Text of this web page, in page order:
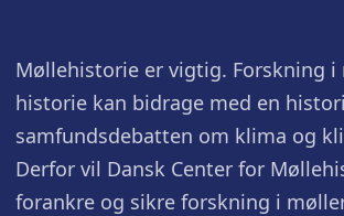
Møllehistorie er vigtig. Forskning i
historie kan bidrage med en
samfundsdebatten om klima og
Derfor vil Dansk Center for
forankre og sikre forskning i